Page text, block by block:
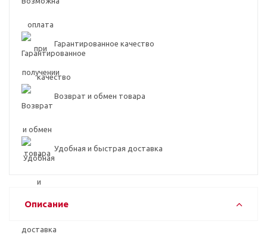
Гарантированное качество
Возврат и обмен товара
Удобная и быстрая доставка
Описание